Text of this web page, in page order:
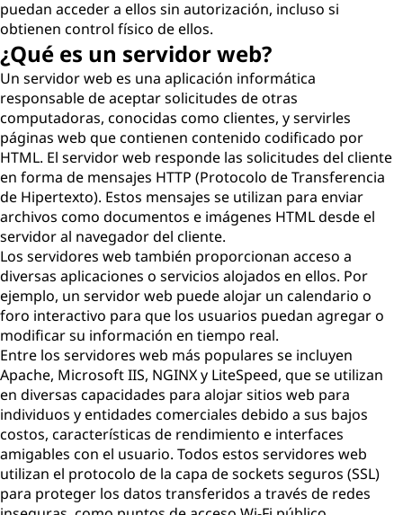
puedan acceder a ellos sin autorización, incluso si
obtienen control físico de ellos.
¿Qué es un servidor web?
Un servidor web es una aplicación informática
responsable de aceptar solicitudes de otras
computadoras, conocidas como clientes, y servirles
páginas web que contienen contenido codificado por
HTML. El servidor web responde las solicitudes del cliente
en forma de mensajes HTTP (Protocolo de Transferencia
de Hipertexto). Estos mensajes se utilizan para enviar
archivos como documentos e imágenes HTML desde el
servidor al navegador del cliente.
Los servidores web también proporcionan acceso a
diversas aplicaciones o servicios alojados en ellos. Por
ejemplo, un servidor web puede alojar un calendario o
foro interactivo para que los usuarios puedan agregar o
modificar su información en tiempo real.
Entre los servidores web más populares se incluyen
Apache, Microsoft IIS, NGINX y LiteSpeed, que se utilizan
en diversas capacidades para alojar sitios web para
individuos y entidades comerciales debido a sus bajos
costos, características de rendimiento e interfaces
amigables con el usuario. Todos estos servidores web
utilizan el protocolo de la capa de sockets seguros (SSL)
para proteger los datos transferidos a través de redes